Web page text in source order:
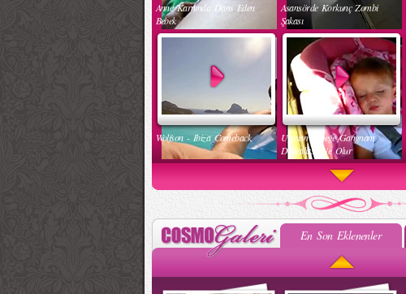
Anne Karnında Dans Eden
Bebek
Asansörde Korkunç Zombi
Şakası
Wolfson - Ibiza Comeback
Uyuyan Bebeğe Gangnam
Dinletilirse Ne Olur
Başlar
Güzel Hatun Kullanarak
Evsizlere Yardım Etmek
En Son Eklenenler